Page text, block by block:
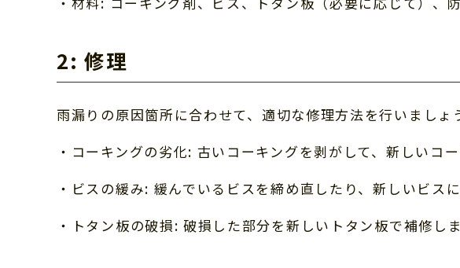
2: 修理
雨漏りの原因箇所に合わせて、適切な修理方法を行いましょ
・コーキングの劣化: 古いコーキングを剥がして、新しいコー
・ビスの緩み: 緩んでいるビスを締め直したり、新しいビス
・トタン板の破損: 破損した部分を新しいトタン板で補修しま